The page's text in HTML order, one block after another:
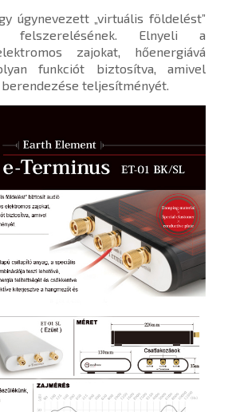
úgynevezett „virtuális földelést”
felszerelésének. Elnyeli a
zajokat, hőenergiává
funkciót biztosítva, amivel
teljesítményét.